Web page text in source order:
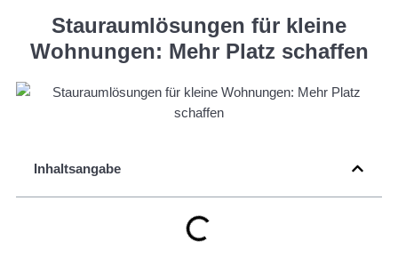
Stauraumlösungen für kleine
Wohnungen: Mehr Platz schaffen
Inhaltsangabe